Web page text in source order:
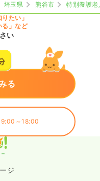
埼玉県 熊谷市
特別養護
たい」
る」など
い
る
9:00～18:00
ジ